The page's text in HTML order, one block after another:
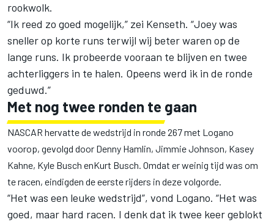
rookwolk.
“Ik reed zo goed mogelijk,” zei Kenseth. “Joey was
sneller op korte runs terwijl wij beter waren op de
lange runs. Ik probeerde vooraan te blijven en twee
achterliggers in te halen. Opeens werd ik in de ronde
geduwd.”
Met nog twee ronden te gaan
NASCAR hervatte de wedstrijd in ronde 267 met Logano
voorop, gevolgd door Denny Hamlin, Jimmie Johnson, Kasey
Kahne, Kyle Busch enKurt Busch. Omdat er weinig tijd was om
te racen, eindigden de eerste rijders in deze volgorde.
“Het was een leuke wedstrijd”, vond Logano. “Het was
goed, maar hard racen. I denk dat ik twee keer geblokt